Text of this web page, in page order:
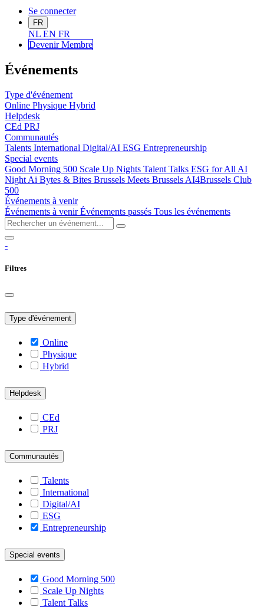
Se connecter
FR
NL EN FR
Devenir Membre
Événements
Type d'événement
Online Physique Hybrid
Helpdesk
CEd PRJ
Communautés
Talents International Digital/AI ESG Entrepreneurship
Special events
Good Morning 500 Scale Up Nights Talent Talks ESG for All AI
Night Ai Bytes & Bites Brussels Meets Brussels AI4Brussels Club
500
Événements à venir
Événements à venirÉvénements passés Tous les événements
-
Filtres
Type d'événement
Online
Physique
Hybrid
Helpdesk
CEd
PRJ
Communautés
Talents
International
Digital/AI
ESG
Entrepreneurship
Special events
Good Morning 500
Scale Up Nights
Talent Talks